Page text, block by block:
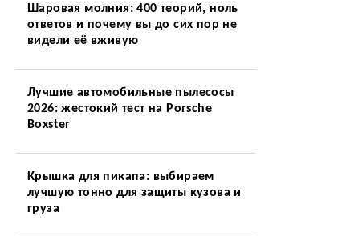
Шаровая молния: 400 теорий, ноль
ответов и почему вы до сих пор не
видели её вживую
Лучшие автомобильные пылесосы
2026: жестокий тест на Porsche
Boxster
Крышка для пикапа: выбираем
лучшую тонно для защиты кузова и
груза